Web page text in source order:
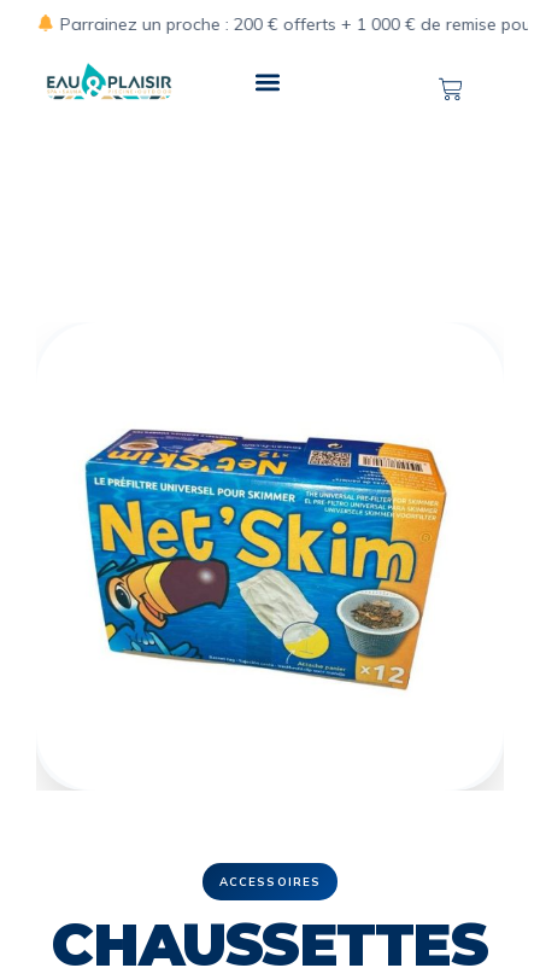
Parrainez un proche : 200 € offerts + 1 000 € de remise pour
ACCESSOIRES
CHAUSSETTES